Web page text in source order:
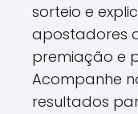
sorteio e
apostadores
premiação e
Acompanhe
resultados